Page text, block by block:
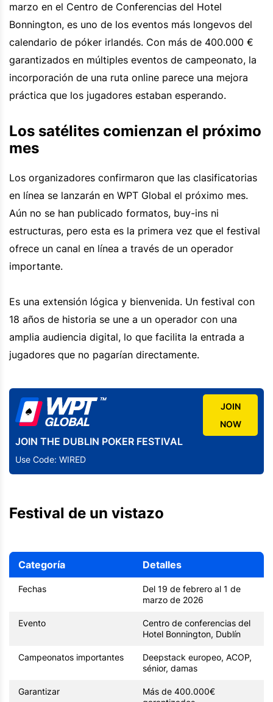
marzo en el Centro de Conferencias del Hotel
Bonnington, es uno de los eventos más longevos del
calendario de póker irlandés. Con más de 400.000 €
garantizados en múltiples eventos de campeonato, la
incorporación de una ruta online parece una mejora
práctica que los jugadores estaban esperando.
Los satélites comienzan el próximo
mes
Los organizadores confirmaron que las clasificatorias
en línea se lanzarán en WPT Global el próximo mes.
Aún no se han publicado formatos, buy-ins ni
estructuras, pero esta es la primera vez que el festival
ofrece un canal en línea a través de un operador
importante.
Es una extensión lógica y bienvenida. Un festival con
18 años de historia se une a un operador con una
amplia audiencia digital, lo que facilita la entrada a
jugadores que no pagarían directamente.
JOIN THE DUBLIN POKER FESTIVAL
Use Code: WIRED
JOIN
NOW
Festival de un vistazo
Categoría Detalles
Fechas
Del 19 de febrero al 1 de
marzo de 2026
Evento
Centro de conferencias del
Hotel Bonnington, Dublín
Campeonatos importantes
Deepstack europeo, ACOP,
sénior, damas
Garantizar
Más de 400.000€